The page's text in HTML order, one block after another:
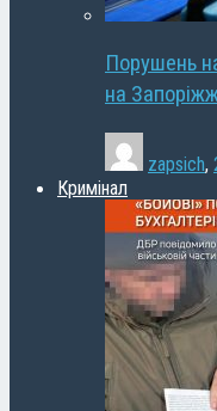
Порушень
на
zapsich,
Кримінал